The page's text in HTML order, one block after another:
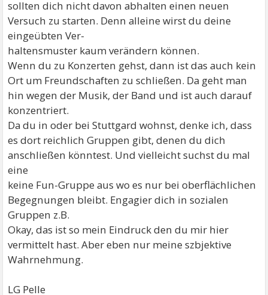
sollten dich nicht davon abhalten einen neuen
Versuch zu starten. Denn alleine wirst du deine
eingeübten Ver-
haltensmuster kaum verändern können.
Wenn du zu Konzerten gehst, dann ist das auch kein
Ort um Freundschaften zu schließen. Da geht man
hin wegen der Musik, der Band und ist auch darauf
konzentriert.
Da du in oder bei Stuttgard wohnst, denke ich, dass
es dort reichlich Gruppen gibt, denen du dich
anschließen könntest. Und vielleicht suchst du mal
eine
keine Fun-Gruppe aus wo es nur bei oberflächlichen
Begegnungen bleibt. Engagier dich in sozialen
Gruppen z.B.
Okay, das ist so mein Eindruck den du mir hier
vermittelt hast. Aber eben nur meine szbjektive
Wahrnehmung.
LG Pelle